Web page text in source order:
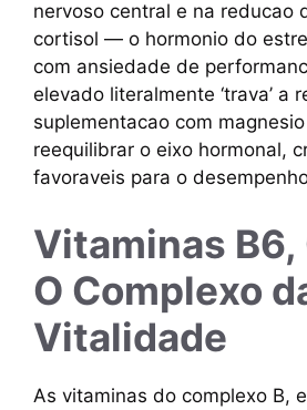
nervoso central e na reducao
cortisol — o hormonio do
com ansiedade de
elevado literalmente ‘trava’ a
suplementacao com
reequilibrar o eixo hormonal,
favoraveis para o
Vitaminas B6,
O Complexo
Vitalidade
As vitaminas do complexo B,